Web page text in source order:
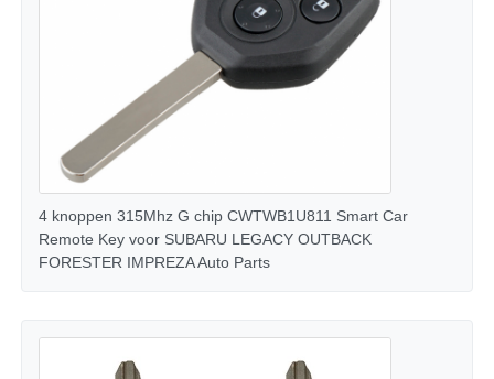
Alle Gevallen
Autosleutels
Autosleutelblad
4 knoppen 315Mhz G chip CWTWB1U811 Smart Car
Remote Key voor SUBARU LEGACY OUTBACK
FORESTER IMPREZA Auto Parts